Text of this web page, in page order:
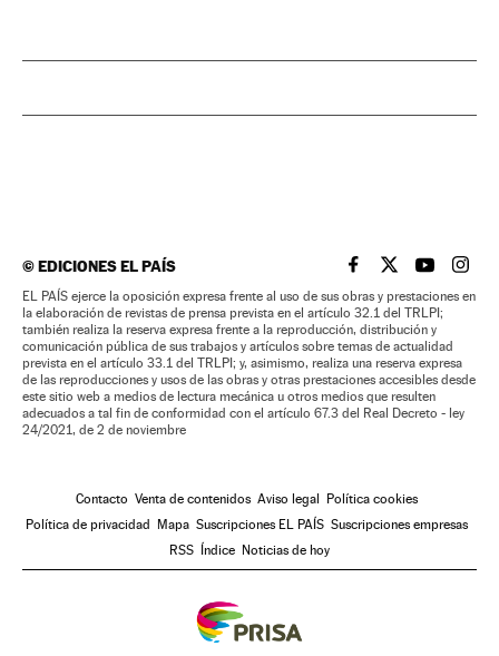
©EDICIONES EL PAÍS EL PAÍS BRASIL EN
EL PAÍSEL PAÍS
EL
EL PAÍS ejerce la oposición expresa frente al uso de sus obras y prestaciones en
la elaboración de revistas de prensa prevista en el artículo 32.1 del TRLPI;
también realiza la reserva expresa frente a la reproducción, distribución y
comunicación pública de sus trabajos y artículos sobre temas de actualidad
prevista en el artículo 33.1 del TRLPI; y, asimismo, realiza una reserva expresa
de las reproducciones y usos de las obras y otras prestaciones accesibles desde
este sitio web a medios de lectura mecánica u otros medios que resulten
adecuados a tal fin de conformidad con el artículo 67.3 del Real Decreto - ley
24/2021, de 2 de noviembre
Contacto Venta de contenidos Aviso legal Política cookies
Política de privacidad Mapa Suscripciones EL PAÍS Suscripciones empresas
RSS Índice Noticias de hoy